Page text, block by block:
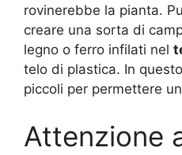
rovinerebbe la pianta.
creare una sorta di
legno o ferro infilati nel
telo di plastica. In
piccoli per permettere
Attenzione